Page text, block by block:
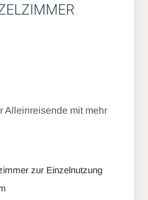
Alleinreisende mit mehr
zur Einzelnutzung